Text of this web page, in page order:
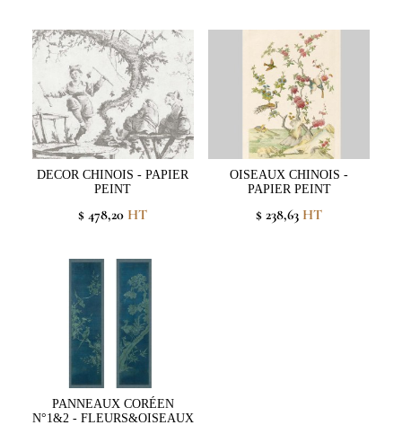
DECOR CHINOIS - PAPIER
PEINT
$ 478,20 HT
OISEAUX CHINOIS -
PAPIER PEINT
$ 238,63 HT
PANNEAUX CORÉEN
N°1&2 - FLEURS&OISEAUX